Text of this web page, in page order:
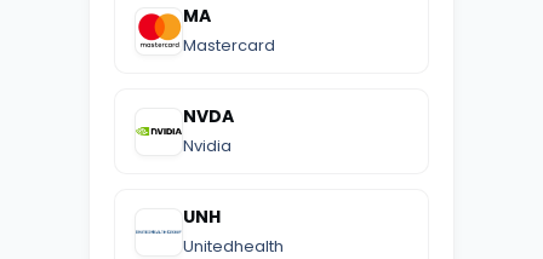
MA
Mastercard
NVDA
Nvidia
UNH
Unitedhealth